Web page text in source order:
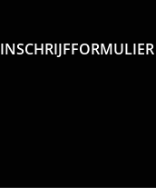
INSCHRIJFFORMULIER